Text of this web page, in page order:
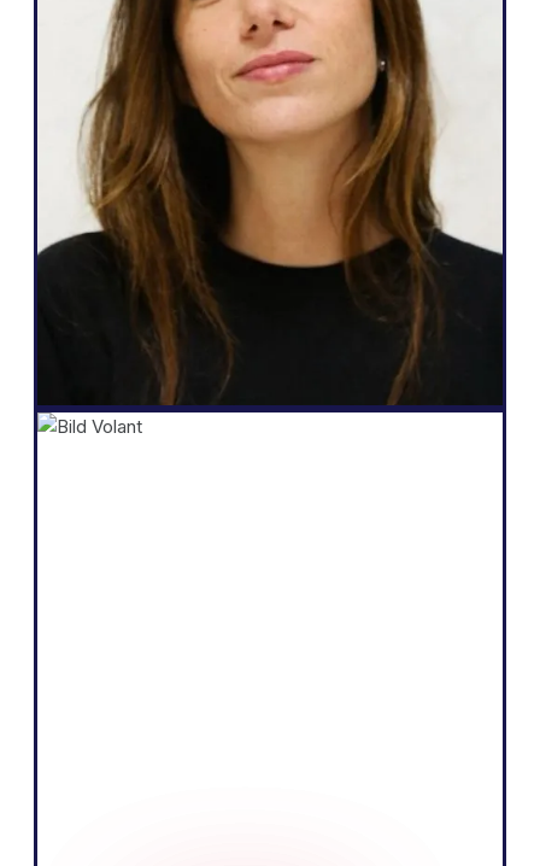
„Weglot ist toll, weil es genau meinen
Bedürfnissen und den Erwartungen
meiner Kunden entspricht: eine einfache
Möglichkeit, Websites mehrsprachig zu
machen, mehr Leads zu generieren und
dabei die volle Kontrolle über die Inhalte
zu behalten – all das mit nur wenigen
Klicks.“
Salomé Amar
Founder